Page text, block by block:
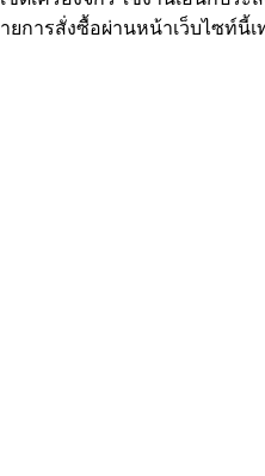
ยการสั่งซื้อผ่านหน้าเว็บไซท์นี้